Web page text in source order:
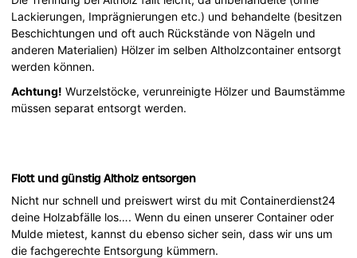
Lackierungen, Imprägnierungen etc.) und behandelte (besitzen
Beschichtungen und oft auch Rückstände von Nägeln und
anderen Materialien) Hölzer im selben Altholzcontainer entsorgt
werden können.
Achtung! Wurzelstöcke, verunreinigte Hölzer und Baumstämme
müssen separat entsorgt werden.
Flott und günstig Altholz entsorgen
Nicht nur schnell und preiswert wirst du mit Containerdienst24
deine Holzabfälle los…. Wenn du einen unserer Container oder
Mulde mietest, kannst du ebenso sicher sein, dass wir uns um
die fachgerechte Entsorgung kümmern.